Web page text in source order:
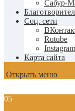
Сабур-
Соц. сети
Rutube
Instagram
Карта сайта
Открыть меню
05